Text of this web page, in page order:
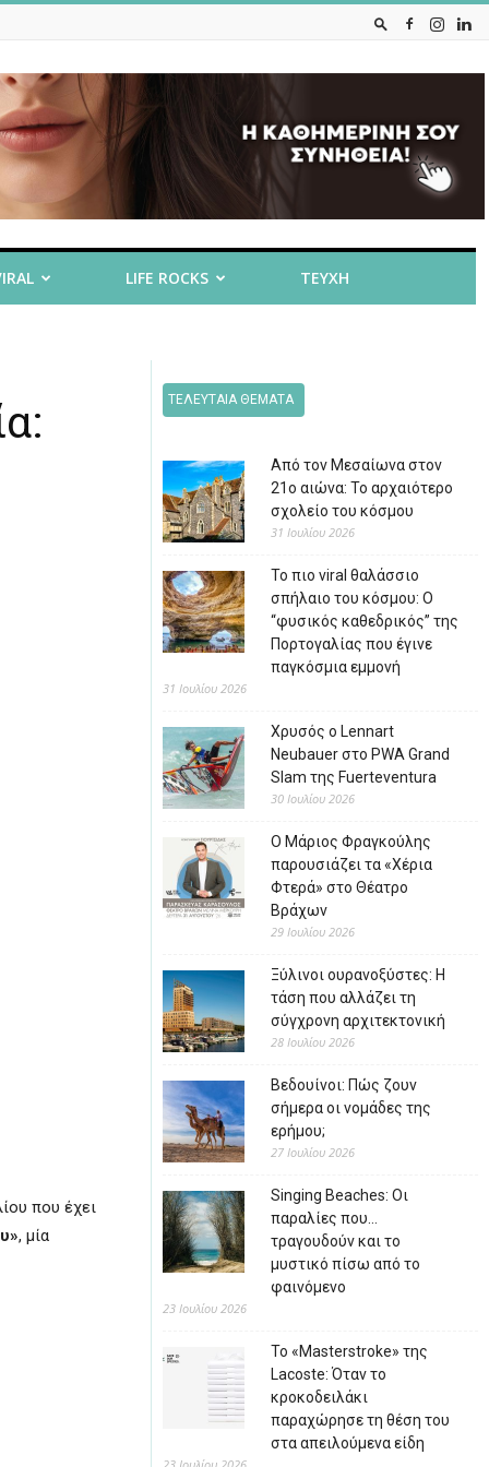
LIFE ROCKS ΤΕΥΧΗ
που έχει
, μία
ΤΕΛΕΥΤΑΙΑ ΘΕΜΑΤΑ
Από τον Μεσαίωνα στον
21ο αιώνα: Το αρχαιότερο
σχολείο του κόσμου
31 Ιουλίου 2026
Το πιο viral θαλάσσιο
σπήλαιο του κόσμου: Ο
“φυσικός καθεδρικός” της
Πορτογαλίας που έγινε
παγκόσμια εμμονή
31 Ιουλίου 2026
Χρυσός ο Lennart
Neubauer στο PWA Grand
Slam της Fuerteventura
30 Ιουλίου 2026
Ο Μάριος Φραγκούλης
παρουσιάζει τα «Χέρια
Φτερά» στο Θέατρο
Βράχων
29 Ιουλίου 2026
Ξύλινοι ουρανοξύστες: Η
τάση που αλλάζει τη
σύγχρονη αρχιτεκτονική
28 Ιουλίου 2026
Βεδουίνοι: Πώς ζουν
σήμερα οι νομάδες της
ερήμου;
27 Ιουλίου 2026
Singing Beaches: Οι
παραλίες που…
τραγουδούν και το
μυστικό πίσω από το
φαινόμενο
23 Ιουλίου 2026
Το «Masterstroke» της
Lacoste: Όταν το
κροκοδειλάκι
παραχώρησε τη θέση του
στα απειλούμενα είδη